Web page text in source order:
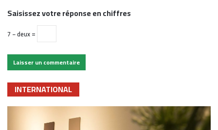
Saisissez votre réponse en chiffres
7 − deux =
INTERNATIONAL